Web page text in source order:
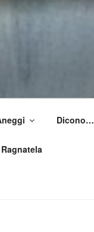
Dicono…